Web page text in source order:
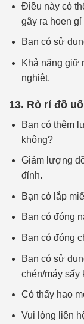
Điều này có
gây ra hoen
Bạn có sử
Khả năng giữ
nghiệt.
13. Rò rỉ đồ
Bạn có thêm
không?
Giảm lượng
đỉnh.
Bạn có lắp
Bạn có đóng
Bạn có đóng
Bạn có sử
chén/máy sấy
Có thấy hao
Vui lòng liên